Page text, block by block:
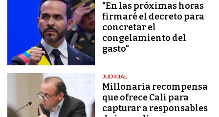
"En las próximas horas
firmaré el decreto para
concretar el
congelamiento del
gasto"
JUDICIAL
Millonaria recompensa
que ofrece Cali para
capturar a responsables